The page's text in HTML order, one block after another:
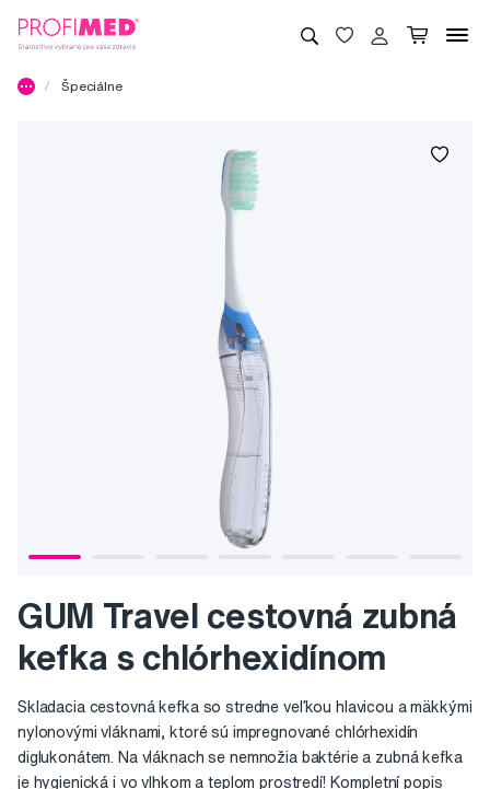
Špeciálne
GUM Travel cestovná zubná
kefka s chlórhexidínom
Skladacia cestovná kefka so stredne veľkou hlavicou a mäkkými
nylonovými vláknami, ktoré sú impregnované chlórhexidín
diglukonátem. Na vláknach se nemnožia baktérie a zubná kefka
je hygienická i vo vlhkom a teplom prostredí! Kompletní popis